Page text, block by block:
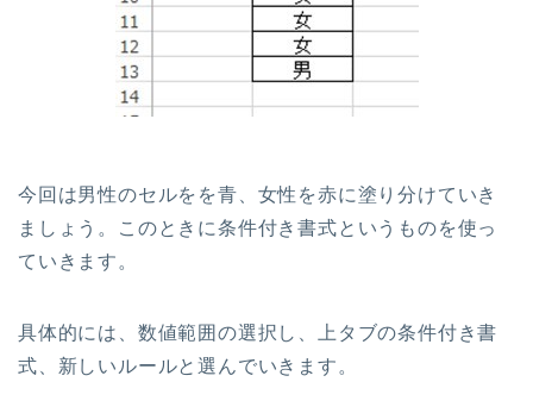
今回は男性のセルをを青、女性を赤に塗り分けていき
ましょう。このときに条件付き書式というものを使っ
ていきます。
具体的には、数値範囲の選択し、上タブの条件付き書
式、新しいルールと選んでいきます。